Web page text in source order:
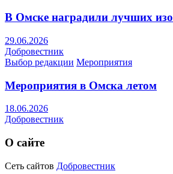
В Омске наградили лучших
29.06.2026
Добровестник
Выбор редакции Мероприятия
Мероприятия в Омска летом
18.06.2026
Добровестник
О сайте
Сеть сайтов Добровестник